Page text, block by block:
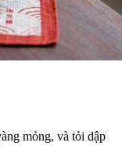
mỏng, và tỏi dập